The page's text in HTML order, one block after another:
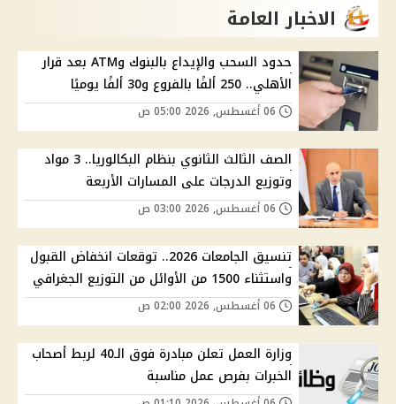
الاخبار العامة
حدود السحب والإيداع بالبنوك وATM بعد قرار
الأهلي.. 250 ألفًا بالفروع و30 ألفًا يوميًا
الصف الثالث الثانوي بنظام البكالوريا.. 3 مواد
وتوزيع الدرجات على المسارات الأربعة
تنسيق الجامعات 2026.. توقعات انخفاض القبول
واستثناء 1500 من الأوائل من التوزيع الجغرافي
وزارة العمل تعلن مبادرة فوق الـ40 لربط أصحاب
الخبرات بفرص عمل مناسبة